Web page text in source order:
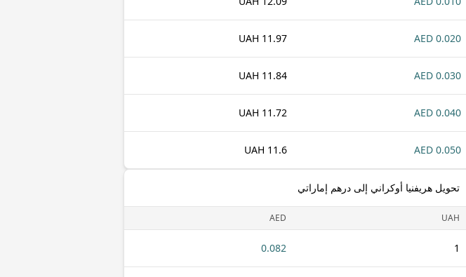
0.020 AED
11.97 UAH
0.030 AED
11.84 UAH
0.040 AED
11.72 UAH
0.050 AED
11.6 UAH
تحويل هريفنيا أوكراني إلى درهم إماراتي
UAH
AED
1
0.082